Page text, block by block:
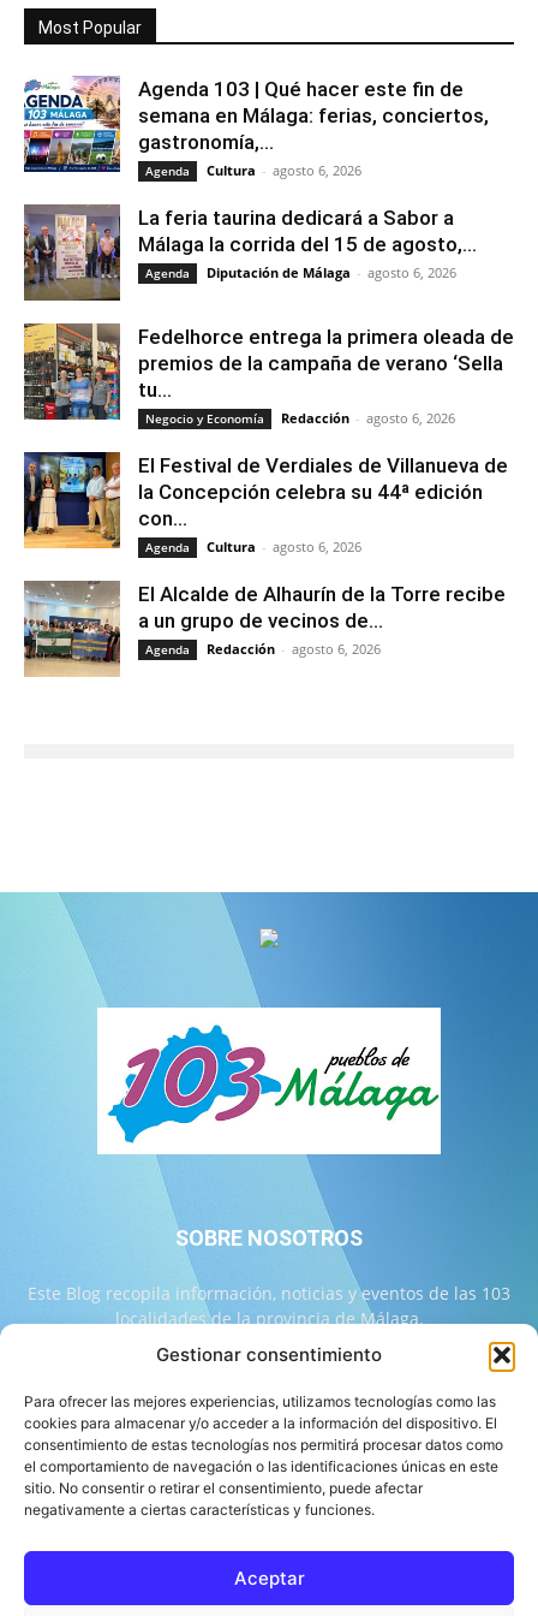
Gestionar consentimiento
Para ofrecer las mejores experiencias, utilizamos tecnologías como las
cookies para almacenar y/o acceder a la información del dispositivo. El
consentimiento de estas tecnologías nos permitirá procesar datos como
el comportamiento de navegación o las identificaciones únicas en este
sitio. No consentir o retirar el consentimiento, puede afectar
negativamente a ciertas características y funciones.
Aceptar
Most Popular
Agenda 103 | Qué hacer este fin de
semana en Málaga: ferias, conciertos,
gastronomía,...
Agenda Cultura - agosto 6, 2026
La feria taurina dedicará a Sabor a
Málaga la corrida del 15 de agosto,...
Agenda Diputación de Málaga - agosto 6, 2026
Fedelhorce entrega la primera oleada de
premios de la campaña de verano ‘Sella
tu...
Negocio y Economía Redacción - agosto 6, 2026
El Festival de Verdiales de Villanueva de
la Concepción celebra su 44ª edición
con...
Agenda Cultura - agosto 6, 2026
El Alcalde de Alhaurín de la Torre recibe
a un grupo de vecinos de...
Agenda Redacción - agosto 6, 2026
SOBRE NOSOTROS
Este Blog recopila información, noticias y eventos de las 103
localidades de la provincia de Málaga.
Contáctanos: info@103malaga.com
SÍGUENOS